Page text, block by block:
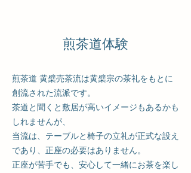
煎茶道体験
煎茶道 黄檗売茶流は黄檗宗の茶礼をもとに
創流された流派です。
茶道と聞くと敷居が高いイメージもあるかも
しれませんが、
当流は、テーブルと椅子の立礼が正式な設え
であり、正座の必要はありません。
正座が苦手でも、安心して一緒にお茶を楽し